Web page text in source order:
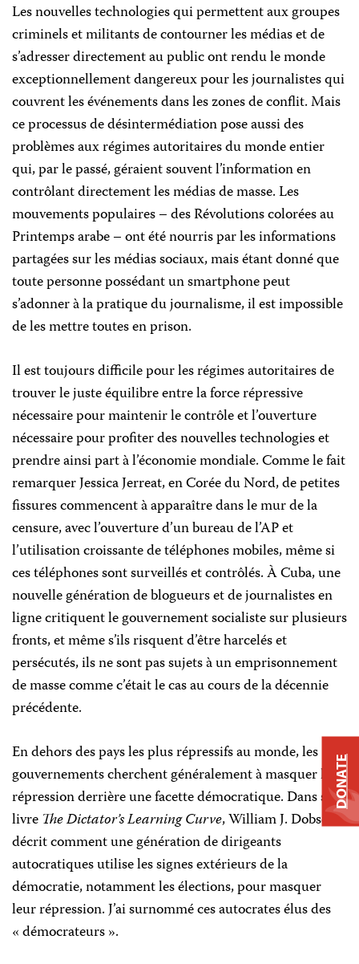
Les nouvelles technologies qui permettent aux groupes
criminels et militants de contourner les médias et de
s’adresser directement au public ont rendu le monde
exceptionnellement dangereux pour les journalistes qui
couvrent les événements dans les zones de conflit. Mais
ce processus de désintermédiation pose aussi des
problèmes aux régimes autoritaires du monde entier
qui, par le passé, géraient souvent l’information en
contrôlant directement les médias de masse. Les
mouvements populaires – des Révolutions colorées au
Printemps arabe – ont été nourris par les informations
partagées sur les médias sociaux, mais étant donné que
toute personne possédant un smartphone peut
s’adonner à la pratique du journalisme, il est impossible
de les mettre toutes en prison.
Il est toujours difficile pour les régimes autoritaires de
trouver le juste équilibre entre la force répressive
nécessaire pour maintenir le contrôle et l’ouverture
nécessaire pour profiter des nouvelles technologies et
prendre ainsi part à l’économie mondiale. Comme le fait
remarquer Jessica Jerreat, en Corée du Nord, de petites
fissures commencent à apparaître dans le mur de la
censure, avec l’ouverture d’un bureau de l’AP et
l’utilisation croissante de téléphones mobiles, même si
ces téléphones sont surveillés et contrôlés. À Cuba, une
nouvelle génération de blogueurs et de journalistes en
ligne critiquent le gouvernement socialiste sur plusieurs
fronts, et même s’ils risquent d’être harcelés et
persécutés, ils ne sont pas sujets à un emprisonnement
de masse comme c’était le cas au cours de la décennie
précédente.
En dehors des pays les plus répressifs au monde, les
gouvernements cherchent généralement à masquer leur
répression derrière une facette démocratique. Dans son
livre The Dictator’s Learning Curve, William J. Dobson a
décrit comment une génération de dirigeants
autocratiques utilise les signes extérieurs de la
démocratie, notamment les élections, pour masquer
leur répression. J’ai surnommé ces autocrates élus des
« démocrateurs ».
DONATE